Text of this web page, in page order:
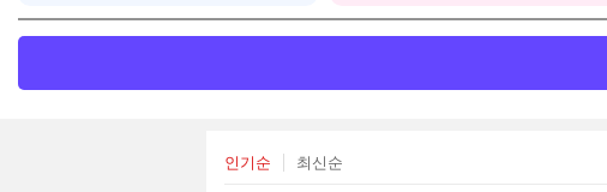
형으로 분류됩니다.◾ 독립생활형 실버타운
자나 파트너에게 사업의 가치와 잠재성을
계획서는 다음과 같은...
인기순 최신순